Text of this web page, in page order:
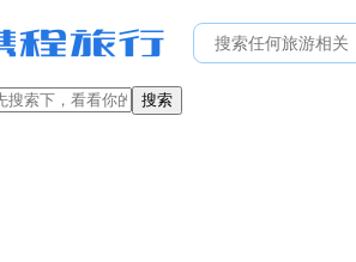
搜索